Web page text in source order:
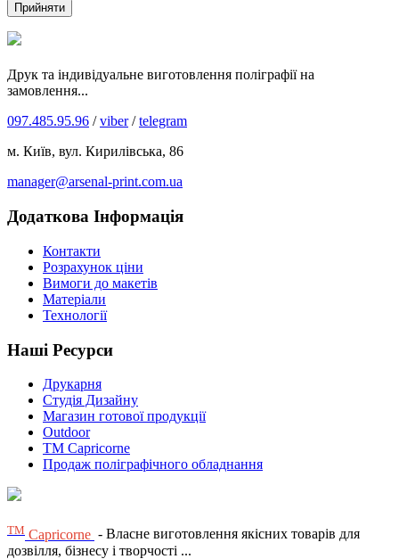
Прийняти
Друк та індивідуальне виготовлення поліграфії на
замовлення...
097.485.95.96 /viber/telegram
м. Київ, вул. Кирилівська, 86
manager@arsenal-print.com.ua
Додаткова Інформація
Контакти
Розрахунок ціни
Вимоги до макетів
Матеріали
Технології
Наші Ресурси
Друкарня
Студія Дизайну
Магазин готової продукції
Outdoor
TM Capricorne
Продаж поліграфічного обладнання
ТМ Capricorne - Власне виготовлення якісних товарів для
дозвілля, бізнесу і творчості ...